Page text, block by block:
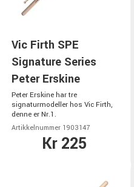
Vic Firth SPE
Signature Series
Peter Erskine
Peter Erskine har tre
signaturmodeller hos Vic Firth,
denne er Nr.1.
Artikkelnummer 1903147
Kr 225